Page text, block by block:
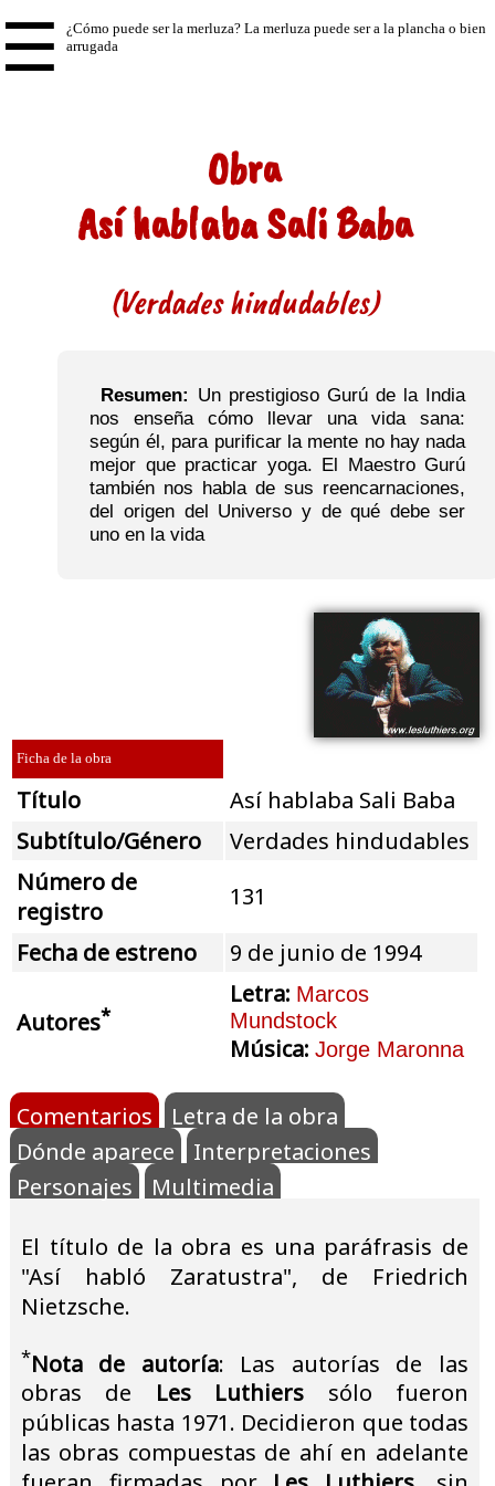
☰
Obra
Así hablaba Sali Baba
(Verdades hindudables)
Resumen: Un prestigioso Gurú de la India
nos enseña cómo llevar una vida sana:
según él, para purificar la mente no hay nada
mejor que practicar yoga. El Maestro Gurú
también nos habla de sus reencarnaciones,
del origen del Universo y de qué debe ser
uno en la vida
Ficha de la obra
Título
Así hablaba Sali Baba
Subtítulo/Género
Verdades hindudables
Número de
registro
131
Fecha de estreno
9 de junio de 1994
Autores*
Letra: Marcos
Mundstock
Música: Jorge Maronna
Comentarios
Letra de la obra
Dónde aparece
Interpretaciones
Personajes
Multimedia
El título de la obra es una paráfrasis de
"Así habló Zaratustra", de Friedrich
Nietzsche.
*Nota de autoría: Las autorías de las
obras de Les Luthiers sólo fueron
públicas hasta 1971. Decidieron que todas
las obras compuestas de ahí en adelante